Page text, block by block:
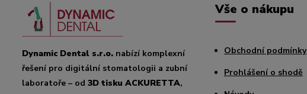
Dynamic Dental s.r.o. nabízí komplexní
řešení pro digitální stomatologii a zubní
laboratoře – od 3D tisku ACKURETTA,
Vše o nákupu
Obchodní podmínky
Prohlášení o shodě